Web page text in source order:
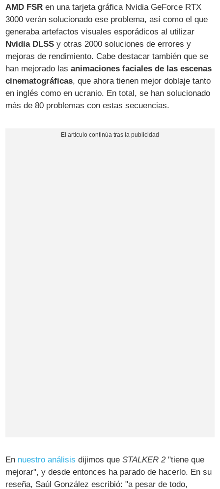
AMD FSR en una tarjeta gráfica Nvidia GeForce RTX
3000 verán solucionado ese problema, así como el que
generaba artefactos visuales esporádicos al utilizar
Nvidia DLSS y otras 2000 soluciones de errores y
mejoras de rendimiento. Cabe destacar también que se
han mejorado lasanimaciones faciales de las escenas
cinematográficas, que ahora tienen mejor doblaje tanto
en inglés como en ucranio. En total, se han solucionado
más de 80 problemas con estas secuencias.
En nuestro análisis dijimos queSTALKER 2"tiene que
mejorar", y desde entonces ha parado de hacerlo. En su
reseña, Saúl González escribió: "a pesar de todo,